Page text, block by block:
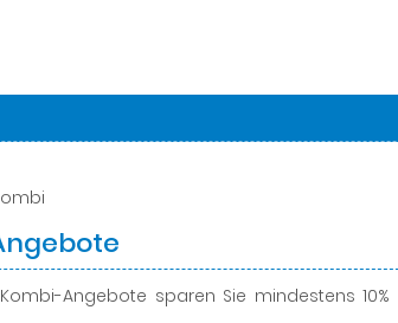
Angebote sparen Sie mindestens 10%